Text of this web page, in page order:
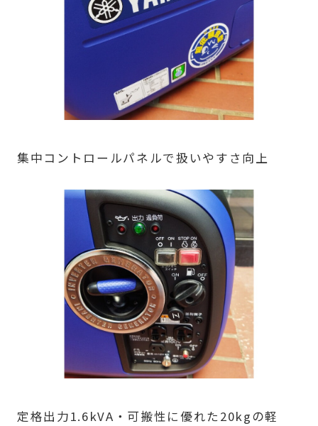
集中コントロールパネルで扱いやすさ向上
定格出力1.6kVA・可搬性に優れた20kgの軽